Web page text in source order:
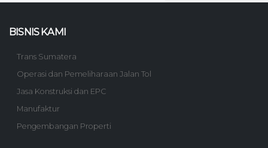
BISNIS KAMI
Trans Sumatera
Operasi dan Pemeliharaan Jalan Tol
Jasa Konstruksi dan EPC
Manufaktur
Pengembangan Properti